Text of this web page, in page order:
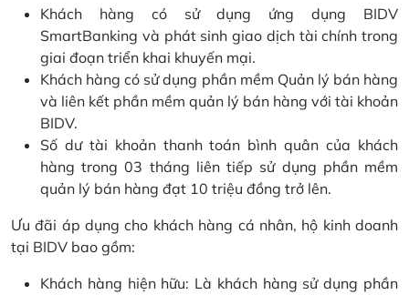
Khách hàng có sử dụng ứng dụng BIDV
SmartBanking và phát sinh giao dịch tài chính trong
giai đoạn triển khai khuyến mại.
Khách hàng có sử dụng phần mềm Quản lý bán hàng
và liên kết phần mềm quản lý bán hàng với tài khoản
BIDV.
Số dư tài khoản thanh toán bình quân của khách
hàng trong 03 tháng liên tiếp sử dụng phần mềm
quản lý bán hàng đạt 10 triệu đồng trở lên.
Ưu đãi áp dụng cho khách hàng cá nhân, hộ kinh doanh
tại BIDV bao gồm:
Khách hàng hiện hữu: Là khách hàng sử dụng phần